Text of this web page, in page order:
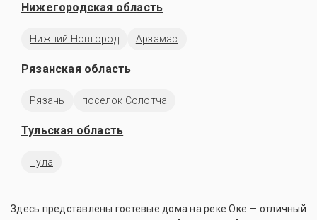
Нижегородская область
Нижний Новгород Арзамас
Рязанская область
Рязань поселок Солотча
Тульская область
Тула
Здесь представлены гостевые дома на реке Оке — отличный